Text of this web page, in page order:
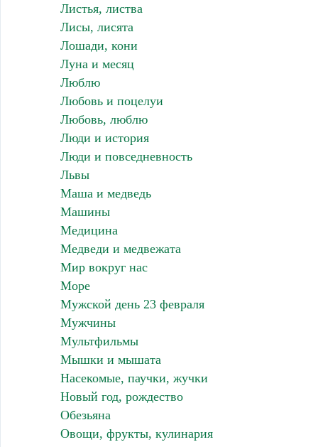
Листья, листва
Лисы, лисята
Лошади, кони
Луна и месяц
Люблю
Любовь и поцелуи
Любовь, люблю
Люди и история
Люди и повседневность
Львы
Маша и медведь
Машины
Медицина
Медведи и медвежата
Мир вокруг нас
Море
Мужской день 23 февраля
Мужчины
Мультфильмы
Мышки и мышата
Насекомые, паучки, жучки
Новый год, рождество
Обезьяна
Овощи, фрукты, кулинария